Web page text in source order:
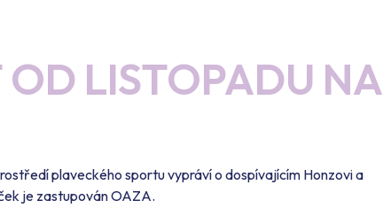
OD LISTOPADU NA
plaveckého sportu vypráví o dospívajícím Honzovi a
je zastupován OAZA.